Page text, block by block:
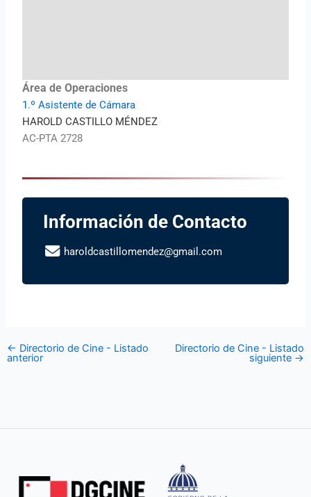
Área de Operaciones
1.º Asistente de Cámara
HAROLD CASTILLO MÉNDEZ
AC-PTA 2728
Información de Contacto
haroldcastillomendez@gmail.com
← Directorio de Cine - Listado
anterior
Directorio de Cine - Listado
siguiente →